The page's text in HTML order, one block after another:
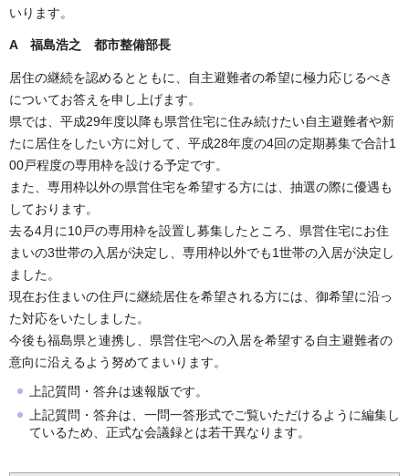
いります。
A 福島浩之 都市整備部長
居住の継続を認めるとともに、自主避難者の希望に極力応じるべき
についてお答えを申し上げます。
県では、平成29年度以降も県営住宅に住み続けたい自主避難者や新
たに居住をしたい方に対して、平成28年度の4回の定期募集で合計1
00戸程度の専用枠を設ける予定です。
また、専用枠以外の県営住宅を希望する方には、抽選の際に優遇も
しております。
去る4月に10戸の専用枠を設置し募集したところ、県営住宅にお住
まいの3世帯の入居が決定し、専用枠以外でも1世帯の入居が決定し
ました。
現在お住まいの住戸に継続居住を希望される方には、御希望に沿っ
た対応をいたしました。
今後も福島県と連携し、県営住宅への入居を希望する自主避難者の
意向に沿えるよう努めてまいります。
上記質問・答弁は速報版です。
上記質問・答弁は、一問一答形式でご覧いただけるように編集し
ているため、正式な会議録とは若干異なります。